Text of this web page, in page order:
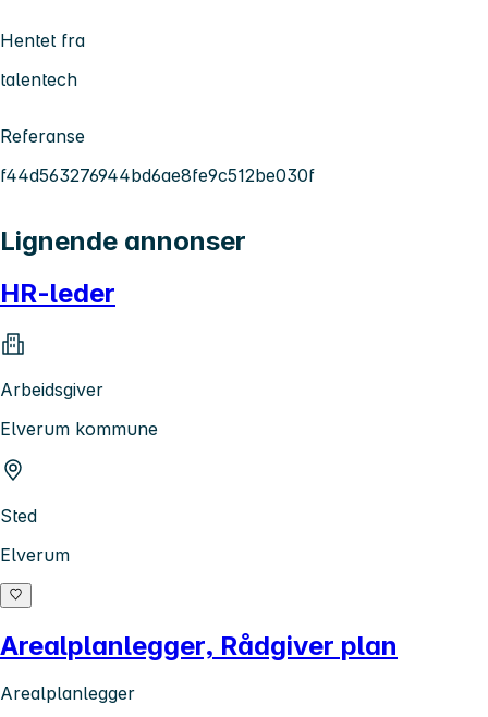
Hentet fra
talentech
Referanse
f44d563276944bd6ae8fe9c512be030f
Lignende annonser
HR-leder
Arbeidsgiver
Elverum kommune
Sted
Elverum
Arealplanlegger, Rådgiver plan
Arealplanlegger